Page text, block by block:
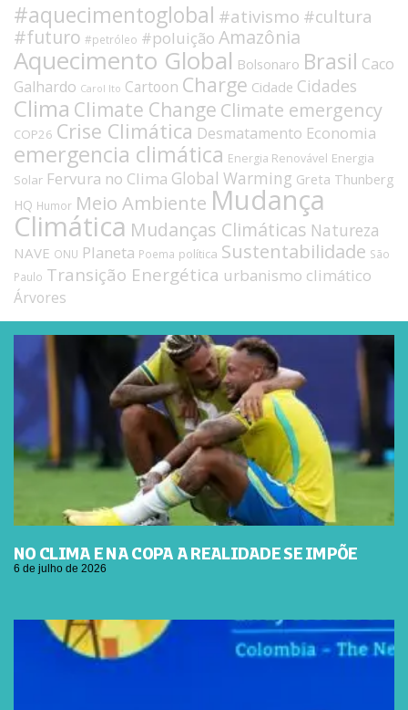
#aquecimentoglobal #ativismo #cultura
#futuro #petróleo #poluição Amazônia
Aquecimento Global Bolsonaro Brasil Caco
Galhardo Carol Ito Cartoon Charge Cidade Cidades
Clima Climate Change Climate emergency
COP26 Crise Climática Desmatamento Economia
emergencia climática Energia Renovável Energia
Solar Fervura no Clima Global Warming Greta Thunberg
HQ Humor Meio Ambiente Mudança
Climática Mudanças Climáticas Natureza
NAVE ONU Planeta Poema política Sustentabilidade São
Paulo Transição Energética urbanismo climático
Árvores
NO CLIMA E NA COPA A REALIDADE SE IMPÕE
6 de julho de 2026